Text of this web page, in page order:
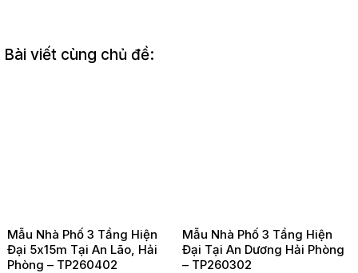
Bài viết cùng chủ đề:
Mẫu Nhà Phố 3 Tầng Hiện
Đại 5x15m Tại An Lão, Hải
Phòng – TP260402
Mẫu Nhà Phố 3 Tầng Hiện
Đại Tại An Dương Hải Phòng
– TP260302